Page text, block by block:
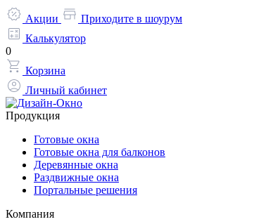
Акции
Приходите в шоурум
Калькулятор
0
Корзина
Личный кабинет
Продукция
Готовые окна
Готовые окна для балконов
Деревянные окна
Раздвижные окна
Портальные решения
Компания